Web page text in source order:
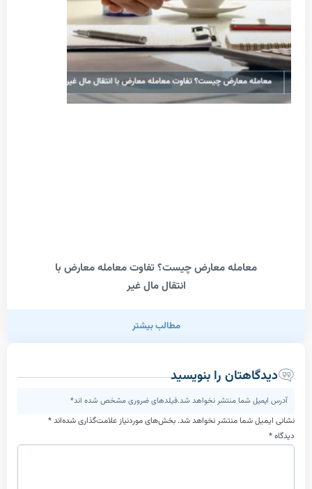
معامله معارض چیست؟ تفاوت معامله معارض با
انتقال مال غیر
را بنویسید
شما منتشر نخواهد شد.فیلدهای ضروری مشخص شده اند*
شما منتشر نخواهد شد.بخش‌های موردنیاز علامت‌گذاری شده‌اند*